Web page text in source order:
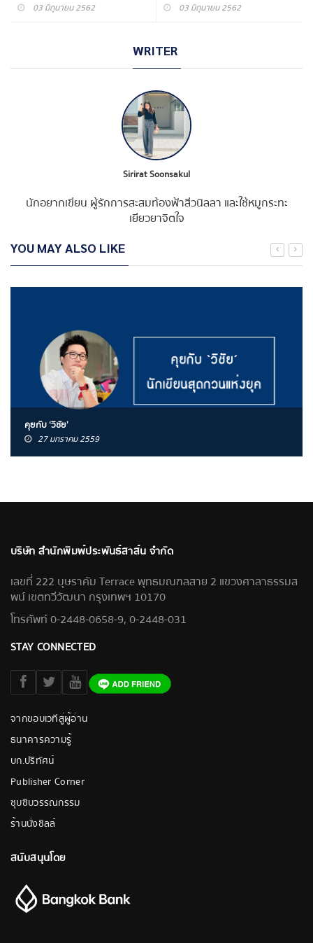
03 มิถุนายน 2562 03 มิถุนายน 2562
WRITER
Sirirat Soonsakul
นักอยากเขียน ผู้รักการสะสมท้องฟ้าสีวนิลลา และใช้หมูกระทะ
เยียวยาจิตใจ
YOU MAY ALSO LIKE
คุยกับ ‘วิชัย’
27 มกราคม 2559
บริษัท สำนักพิมพ์ประพันธ์สาส์น จำกัด
เลขที่ 222 บุษราคัม Terrace พุทธมณฑลสาย 2 แขวงศาลาธรรมส
พน์ เขตทวีวัฒนา กรุงเทพฯ 10170
โทรศัพท์ 0-2448-0658-9, 0-2448-031
STAY CONNECTED
จากขอบเวทีสู่ผู้อ่าน
ธนาคารความรู้
บก.ปริทัศน์
Publisher Corner
ซุบซิบวรรณกรรม
ร้านนั่งชิลล์
สนับสนุนโดย